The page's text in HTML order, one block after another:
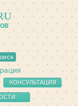
КОНСУЛЬТАЦИЯ